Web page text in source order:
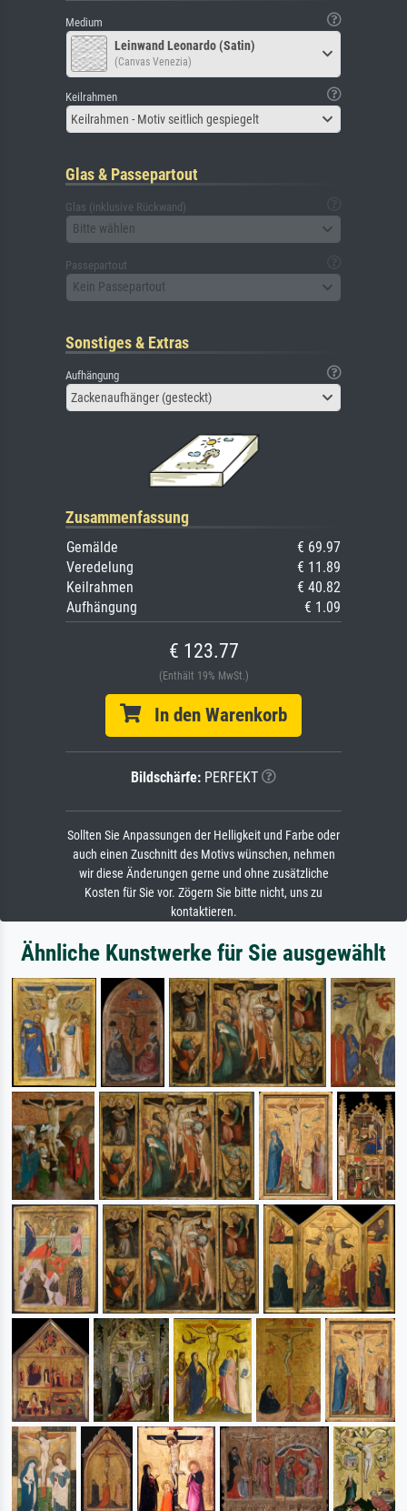
Medium
Leinwand Leonardo (Satin)
(Canvas Venezia)
Keilrahmen
Keilrahmen - Motiv seitlich gespiegelt
Glas & Passepartout
Glas (inklusive Rückwand)
Bitte wählen
Passepartout
Kein Passepartout
Sonstiges & Extras
Aufhängung
Zackenaufhänger (gesteckt)
Zusammenfassung
Gemälde
€ 69.97
Veredelung
€ 11.89
Keilrahmen
€ 40.82
Aufhängung
€ 1.09
€ 123.77
(Enthält 19% MwSt.)
In den Warenkorb
Bildschärfe: PERFEKT
Sollten Sie Anpassungen der Helligkeit und Farbe oder
auch einen Zuschnitt des Motivs wünschen, nehmen
wir diese Änderungen gerne und ohne zusätzliche
Kosten für Sie vor. Zögern Sie bitte nicht, uns zu
kontaktieren.
Ähnliche Kunstwerke für Sie ausgewählt